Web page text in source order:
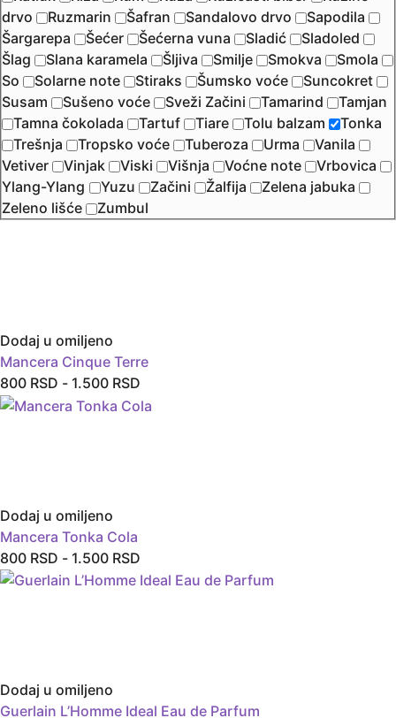
drvo
Ruzmarin Šafran Sandalovo drvo
Sapodila
Šargarepa
Šećer Šećerna vuna Sladić
Sladoled
Šlag
Slana karamela Šljiva Smilje Smokva
Smola
So
Solarne note Stiraks Šumsko voće
Suncokret
Susam
Sušeno voće Sveži Začini Tamarind
Tamjan
Tamna čokolada
Tartuf Tiare Tolu balzam
Tonka
Trešnja
Tropsko voće Tuberoza Urma
Vanila
Vetiver
Vinjak Viski Višnja Voćne note
Vrbovica
Ylang-Ylang
Yuzu Začini Žalfija
Zelena jabuka
Zeleno lišće
Zumbul
Dodaj u omiljeno
Mancera Cinque Terre
800 RSD - 1.500 RSD
Dodaj u omiljeno
Mancera Tonka Cola
800 RSD - 1.500 RSD
Dodaj u omiljeno
Guerlain L’Homme Ideal Eau de Parfum